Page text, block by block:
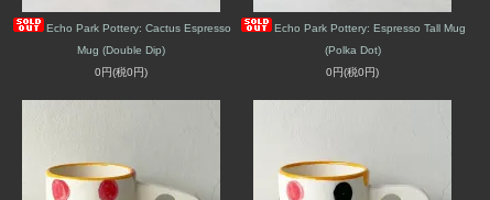
Echo Park Pottery: Cactus Espresso
Mug (Double Dip)
0円(税0円)
Echo Park Pottery: Espresso Tall Mug
(Polka Dot)
0円(税0円)